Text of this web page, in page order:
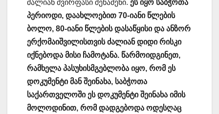
ძალიან ძვირფასი შენაძენი. ეს იყო საბჭოთა
პერიოდი, დაახლოებით 70-იანი წლების
ბოლო, 80-იანი წლების დასაწყისი და ანზორ
ერქომაიშვილისთვის ძალიან დიდი რისკი
იქნებოდა მისი ჩამოტანა. წარმოიდგინეთ,
რამხელა პასუხისმგებლობა იყო, რომ ეს
დოკუმენტი მან შეინახა, საბჭოთა
საქართველოში ეს დოკუმენტი შეინახა იმის
მოლოდინით, რომ დადგებოდა ოდესღაც